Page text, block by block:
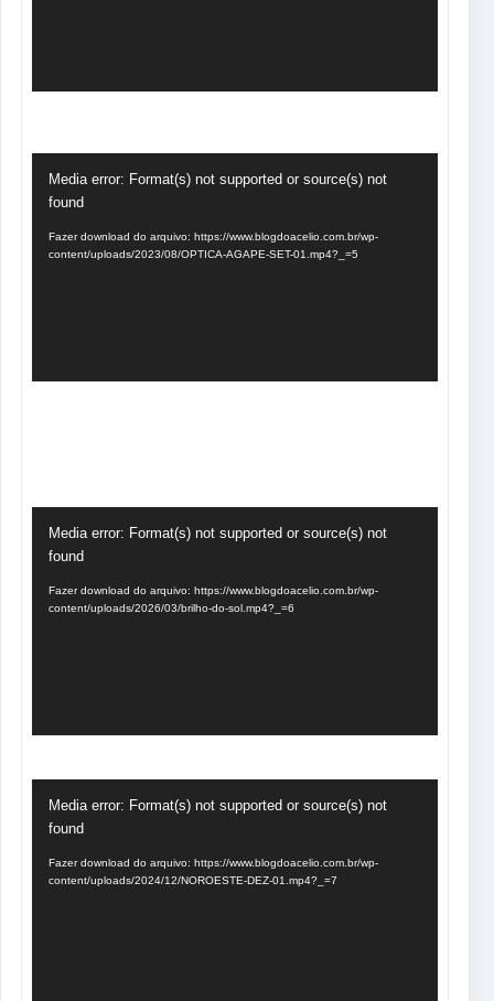
de
Media error: Format(s) not supported or source(s) not
found
Fazer download do arquivo: https://www.blogdoacelio.com.br/wp-
content/uploads/2023/08/OPTICA-AGAPE-SET-01.mp4?_=5
de
Media error: Format(s) not supported or source(s) not
found
Fazer download do arquivo: https://www.blogdoacelio.com.br/wp-
content/uploads/2026/03/brilho-do-sol.mp4?_=6
de
Media error: Format(s) not supported or source(s) not
found
Fazer download do arquivo: https://www.blogdoacelio.com.br/wp-
content/uploads/2024/12/NOROESTE-DEZ-01.mp4?_=7